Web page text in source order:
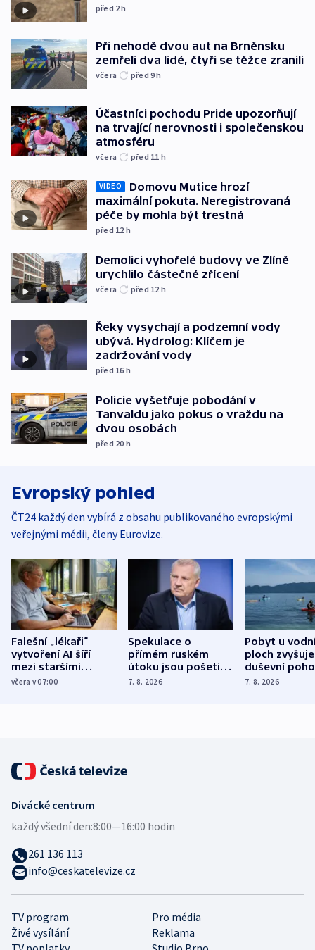
před 2h
Při nehodě dvou aut na Brněnsku
zemřeli dva lidé, čtyři se těžce zranili
včera před 9h
Účastníci pochodu Pride upozorňují
na trvající nerovnosti i společenskou
atmosféru
včera před 11 h
VIDEO
Domovu Mutice hrozí
maximální pokuta. Neregistrovaná
péče by mohla být trestná
před 12 h
Demolici vyhořelé budovy ve Zlíně
urychlilo částečné zřícení
včera před 12 h
Řeky vysychají a podzemní vody
ubývá. Hydrolog: Klíčem je
zadržování vody
před 16 h
Policie vyšetřuje pobodání v
Tanvaldu jako pokus o vraždu na
dvou osobách
před 20 h
Evropský pohled
ČT24 každý den vybírá z obsahu publikovaného evropskými
veřejnými médii, členy Eurovize.
Falešní „lékaři“
vytvoření AI šíří
mezi staršími
Poláky nebezpečné
včera v 07:00
Spekulace o
přímém ruském
útoku jsou pošetilé,
míní estonský
7. 8. 2026
Pobyt u
ploch zvyšuje
duševní
ukázala
7. 8. 2026
TV program
Pro média
Živé vysílání
Reklama
Divácké centrum
každý všední den:8:00—16:00 hodin
261 136 113
info@ceskatelevize.cz